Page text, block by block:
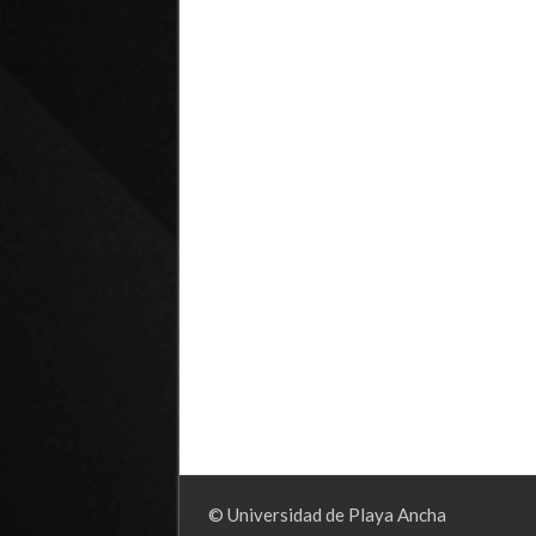
© Universidad de Playa Ancha